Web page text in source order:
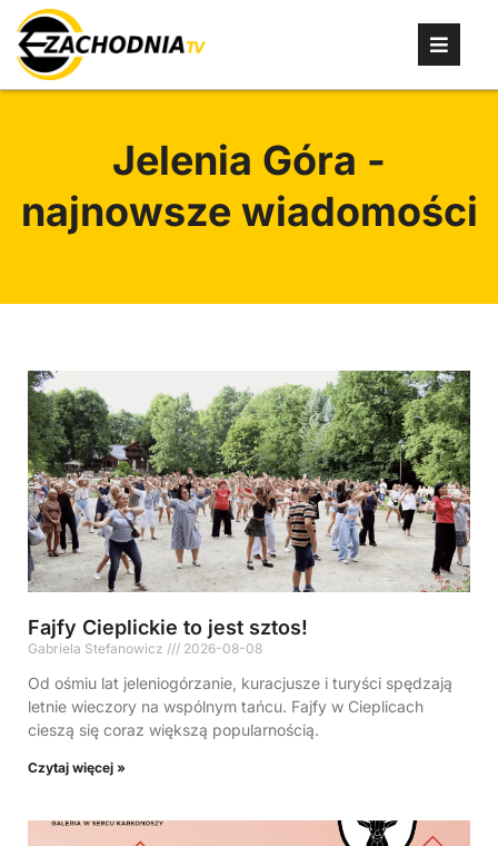
Jelenia Góra -
najnowsze wiadomości
Fajfy Cieplickie to jest sztos!
Gabriela Stefanowicz 2026-08-08
Od ośmiu lat jeleniogórzanie, kuracjusze i turyści spędzają
letnie wieczory na wspólnym tańcu. Fajfy w Cieplicach
cieszą się coraz większą popularnością.
Czytaj więcej »